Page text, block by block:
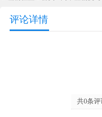
评论详情
共0条